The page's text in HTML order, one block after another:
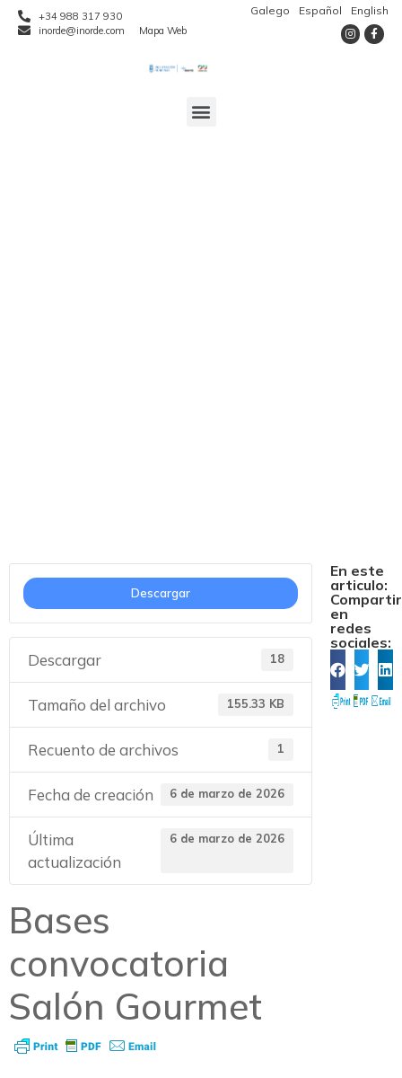
+34 988 317 930
inorde@inorde.com
Mapa Web
Galego Español English
Descargar
Descargar 18
Tamaño del archivo 155.33 KB
Recuento de archivos 1
Fecha de creación 6 de marzo de 2026
Última
actualización
6 de marzo de 2026
Bases
convocatoria
Salón Gourmet
En este
articulo:
Compartir
en
redes
sociales: